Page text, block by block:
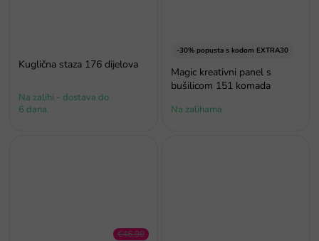
Kuglična staza 176 dijelova
Na zalihi - dostava do
6 dana.
-30% popusta s kodom EXTRA30
Magic kreativni panel s
bušilicom 151 komada
Na zalihama
€46,90